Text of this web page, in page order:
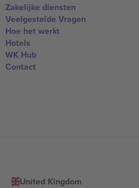
Zakelijke diensten
Veelgestelde Vragen
Hoe het werkt
Hotels
WK Hub
Contact
United Kingdom